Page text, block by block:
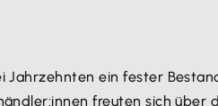
Jahrzehnten ein fester
freuten sich